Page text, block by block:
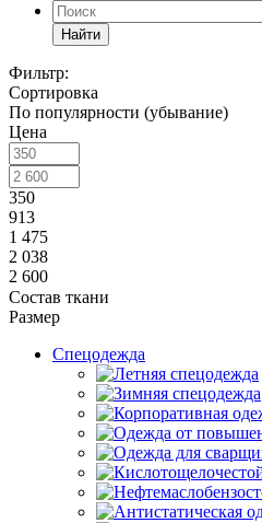
Найти
Фильтр:
Сортировка
По популярности (убывание)
Цена
350
913
1 475
2 038
2 600
Состав ткани
Размер
Спецодежда